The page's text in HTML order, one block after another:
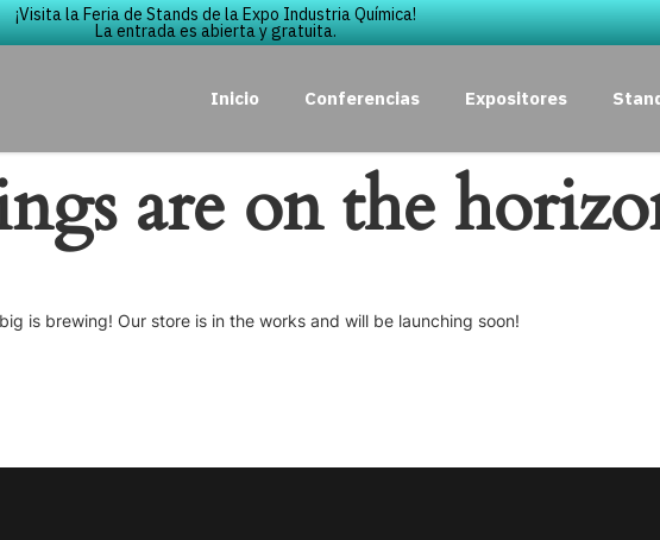
¡Visita la Feria de Stands de la Expo Industria Química!
La entrada es abierta y gratuita.
Inicio Conferencias Expositores
are on the
is brewing! Our store is in the works and will be launching soon!